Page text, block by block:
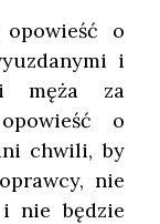
o
i
męża za
o
chwili, by
nie
nie będzie